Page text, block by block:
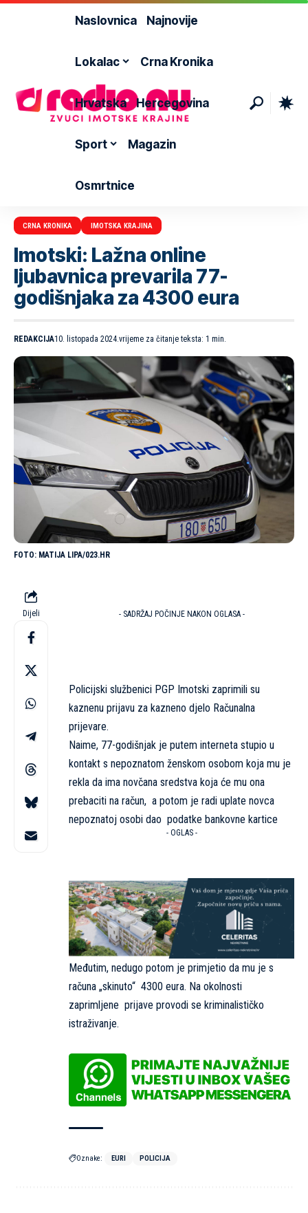
Naslovnica Najnovije
Lokalac Crna Kronika
Hrvatska Hercegovina
Sport Magazin
Osmrtnice
CRNA KRONIKA IMOTSKA KRAJINA
Imotski: Lažna online
ljubavnica prevarila 77-
godišnjaka za 4300 eura
REDAKCIJA10. listopada 2024.vrijeme za čitanje teksta: 1 min.
MATIJA LIPA/023.HR
Dijeli - SADRŽAJ POČINJE NAKON OGLASA -
Policijski službenici PGP Imotski zaprimili su
kaznenu prijavu za kazneno djelo Računalna
prijevare.
Naime, 77-godišnjak je putem interneta stupio u
kontakt s nepoznatom ženskom osobom koja mu je
rekla da ima novčana sredstva koja će mu ona
prebaciti na račun, a potom je radi uplate novca
nepoznatoj osobi dao podatke bankovne kartice
- OGLAS -
Međutim, nedugo potom je primjetio da mu je s
računa „skinuto“ 4300 eura. Na okolnosti
zaprimljene prijave provodi se kriminalističko
istraživanje.
Oznake: EURI POLICIJA